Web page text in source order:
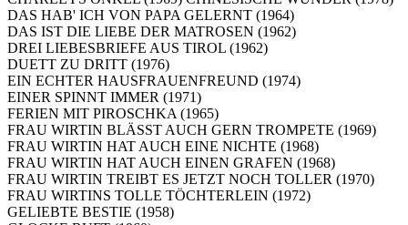
DAS HAB' ICH VON PAPA GELERNT (1964)
DAS IST DIE LIEBE DER MATROSEN (1962)
DREI LIEBESBRIEFE AUS TIROL (1962)
DUETT ZU DRITT (1976)
EIN ECHTER HAUSFRAUENFREUND (1974)
EINER SPINNT IMMER (1971)
FERIEN MIT PIROSCHKA (1965)
FRAU WIRTIN BLÄSST AUCH GERN TROMPETE (1969)
FRAU WIRTIN HAT AUCH EINE NICHTE (1968)
FRAU WIRTIN HAT AUCH EINEN GRAFEN (1968)
FRAU WIRTIN TREIBT ES JETZT NOCH TOLLER (1970)
FRAU WIRTINS TOLLE TÖCHTERLEIN (1972)
GELIEBTE BESTIE (1958)